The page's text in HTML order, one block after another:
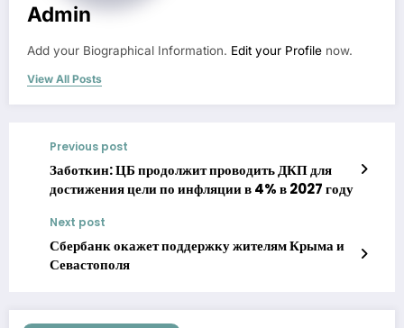
Admin
Add your Biographical Information. Edit your Profile now.
View All Posts
Previous post
Заботкин: ЦБ продолжит проводить ДКП для
достижения цели по инфляции в 4% в 2027 году
Next post
Сбербанк окажет поддержку жителям Крыма и
Севастополя